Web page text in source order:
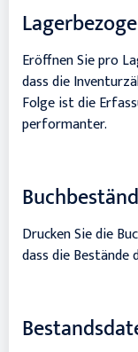
Eröffnen Sie pro
dass die
Folge ist die
performanter.
Drucken Sie die
dass die Bestände